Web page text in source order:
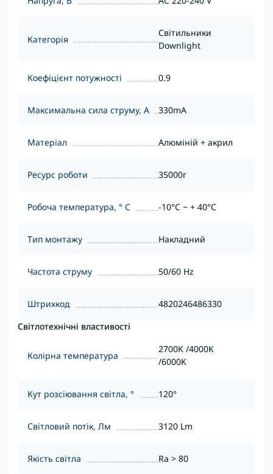
Категорія
Світильники
Downlight
Коефіцієнт потужності 0.9
Максимальна сила струму, А 330mA
Матеріал Алюміній + акрил
Ресурс роботи 35000г
Робоча температура, ° С -10°C ~ + 40°С
Тип монтажу Накладний
Частота струму 50/60 Hz
Штрихкод
4820246486330
Світлотехнічні властивості
Колірна температура
2700K /4000K
/6000K
Кут розсіювання світла, ° 120°
Світловий потік, Лм 3120 Lm
Якість світла
Ra > 80